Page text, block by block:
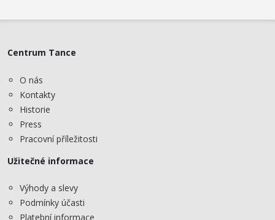
Centrum Tance
O nás
Kontakty
Historie
Press
Pracovní příležitosti
Užitečné informace
Výhody a slevy
Podmínky účasti
Platební informace